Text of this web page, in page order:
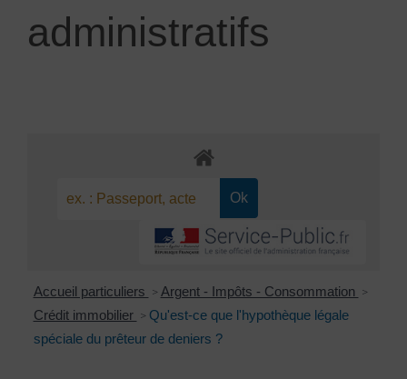
administratifs
Accueil particuliers > Argent - Impôts - Consommation >
Crédit immobilier > Qu'est-ce que l'hypothèque légale
spéciale du prêteur de deniers ?